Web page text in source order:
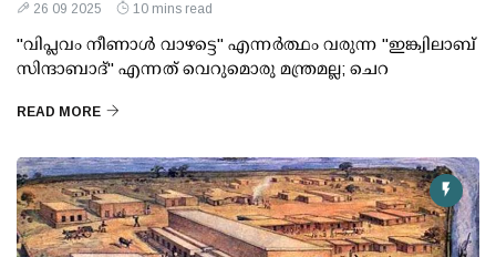
26 09 2025 10 mins read
"വിപ്ലവം നീണാൾ വാഴട്ടെ" എന്നർത്ഥം വരുന്ന "ഇങ്ക്വിലാബ്
സിന്ദാബാദ്" എന്നത് വെറുമൊരു മന്ത്രമല്ല; ചെറ
READ MORE